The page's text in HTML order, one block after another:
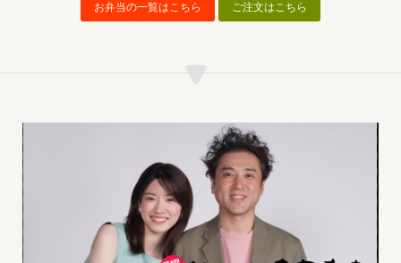
お弁当の一覧はこちら ご注文はこちら